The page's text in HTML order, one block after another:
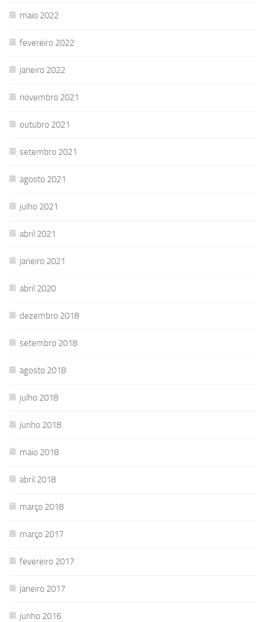
maio 2022
fevereiro 2022
janeiro 2022
novembro 2021
outubro 2021
setembro 2021
agosto 2021
julho 2021
abril 2021
janeiro 2021
abril 2020
dezembro 2018
setembro 2018
agosto 2018
julho 2018
junho 2018
maio 2018
abril 2018
março 2018
março 2017
fevereiro 2017
janeiro 2017
junho 2016